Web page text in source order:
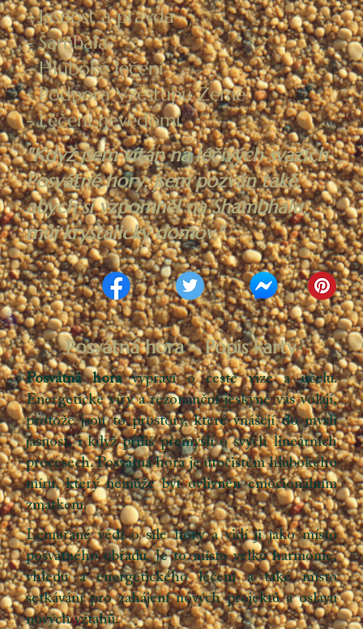
Posvátná hora – Popis karty
Posvátná horavypráví o cestě vize a účelu.
Energetické víry a rezonanční jeskyně vás volají,
protože jsou to prostory, které vnášejí do mysli
jasnost, i když příliš přemýšlí o svých lineárních
procesech. Posvátná hora je útočištěm hlubokého
míru, který nemůže být ovlivněn emocionálním
zmatkem.
Lemuřané vědí o síle hory a vidí ji jako místo
posvátného obřadu. Je to místo velké harmonie,
vhledu a energetického léčení a také místo
setkávání pro zahájení nových projektů a oslavu
nových vztahů.
- Jasnost a pravda
- Šambala
- Hluboké léčení
- Podpora Vzestupu Země
- Léčení nevědomí
"Když jsem vítán na léčivých svazích
Posvátné hory, jsem pozván také,
abych si vzpomněl na Shambhalu,
můj krystalický domov."